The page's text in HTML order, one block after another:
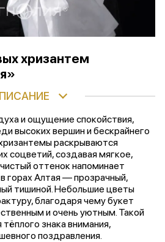
хризантем
и ощущение спокойствия,
высоких вершин и бескрайнего
раскрываются
соцветий, создавая мягкое,
оттенок напоминает
горах Алтая — прозрачный,
тишиной. Небольшие цветы
благодаря чему букет
и очень уютным. Такой
знака внимания,
поздравления.